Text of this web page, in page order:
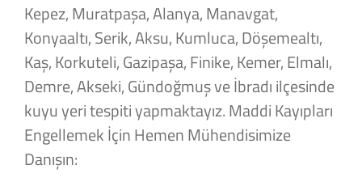
Kepez, Muratpaşa, Alanya, Manavgat,
Konyaaltı, Serik, Aksu, Kumluca, Döşemealtı,
Kaş, Korkuteli, Gazipaşa, Finike, Kemer, Elmalı,
Demre, Akseki, Gündoğmuş ve İbradı ilçesinde
kuyu yeri tespiti yapmaktayız. Maddi Kayıpları
Engellemek İçin Hemen Mühendisimize
Danışın: